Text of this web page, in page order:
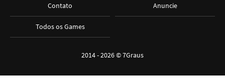
Contato
Todos os Games
Anuncie
2014 - 2026 ©7Graus